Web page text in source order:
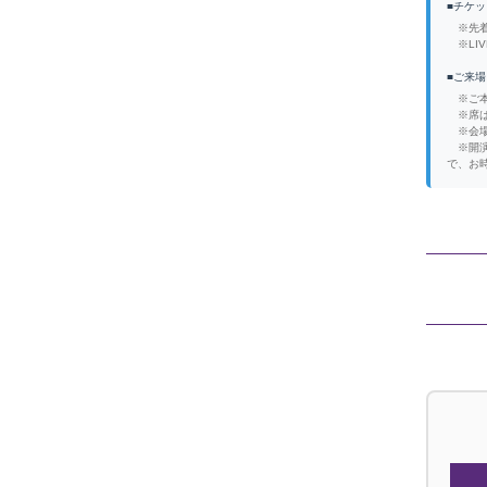
■チケ
※先着
※LIVE
■ご来
※ご本
※席は
※会場
※開演
で、お